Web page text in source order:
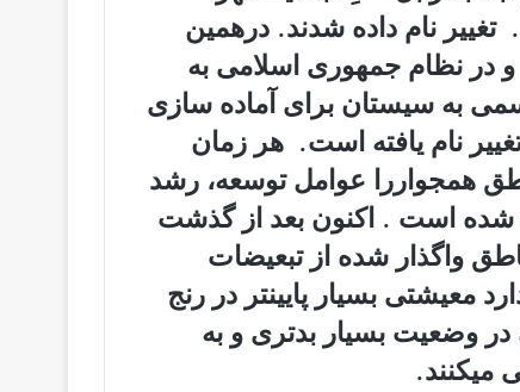
نام داده شدند. درهمین
در نظام جمهوری اسلامی به
به سیستان برای آماده سازی
نام یافته است. هر زمان
همجواررا عوامل توسعه، رشد
شده است . اکنون بعد از گذشت
واگذار شده از تبعیضات
معیشتی بسیار پایینتر در رنج
وضعیت بسیار بدتری و به
میکنند.